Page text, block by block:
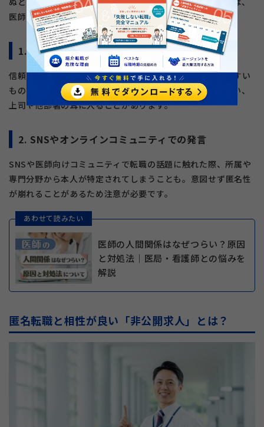
医師の転職活動が職場にバレてしまう主なきっかけです。
1. 同僚や看護師に相談してしまう
信頼しているつもりでも、院内での会話は意外と広まりやすい
ものです。軽い相談のつもりでも、噂として広がってしまい、
上司や他部署の耳に入ることがあります。
2. SNSやオンラインコミュニティでの発言
SNSや医師向けコミュニティで転職の話題に触れた際、所属や
専門分野から本人が特定されてしまうことも。意図せず匿名性
が崩れることがあるため注意が必要です。
あわせて読みたい
医師の人間関係はなぜつらい？原因
と対処法｜医局・看護師との悩みを
解説
匿名転職と相性が良い「非公開求人」とは？